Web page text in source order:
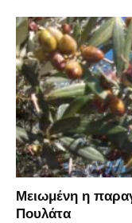
Μειωμένη η
Πουλάτα